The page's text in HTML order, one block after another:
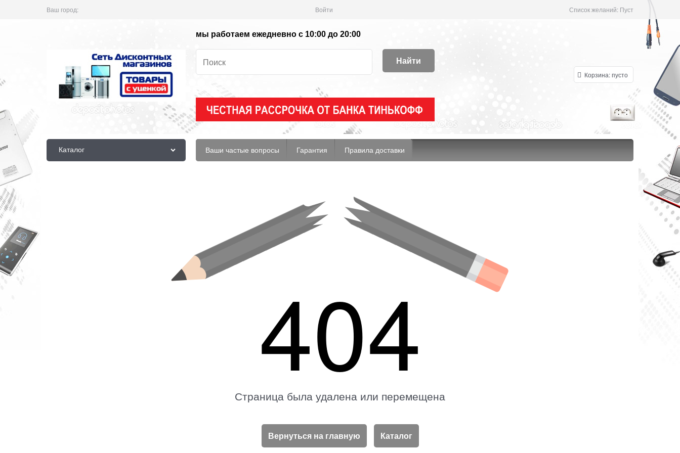
Ваш город: Войти Список желаний: Пуст
мы работаем ежедневно с 10:00 до 20:00
Найти
Корзина:пусто
Каталог Ваши частые вопросы Гарантия Правила доставки
404
Страница была удалена или перемещена
Вернуться на главную Каталог